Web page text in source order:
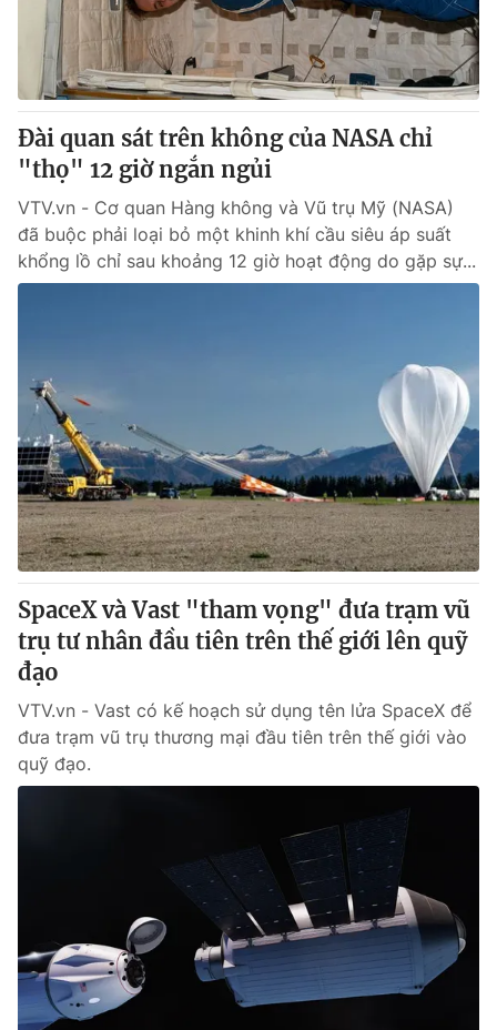
® Cấm sao chép dưới mọi hình thức nếu không có sự chấp
thông tin từ website này.
Đài quan sát trên không của NASA chỉ
"thọ" 12 giờ ngắn ngủi
VTV.vn - Cơ quan Hàng không và Vũ trụ Mỹ (NASA)
đã buộc phải loại bỏ một khinh khí cầu siêu áp suất
khổng lồ chỉ sau khoảng 12 giờ hoạt động do gặp sự...
SpaceX và Vast "tham vọng" đưa trạm vũ
trụ tư nhân đầu tiên trên thế giới lên quỹ
đạo
VTV.vn - Vast có kế hoạch sử dụng tên lửa SpaceX để
đưa trạm vũ trụ thương mại đầu tiên trên thế giới vào
quỹ đạo.